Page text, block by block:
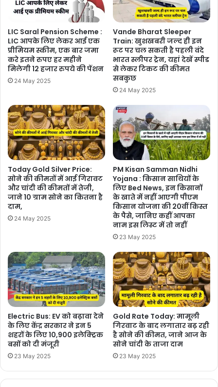
LIC Saral Pension Scheme :
LIC आपके लिए लेकर आई एक
प्रीमियम स्कीम, एक बार जमा
करे इतने रुपए हर महीने
मिलेगी 12 हजार रुपये की पेंशन
24 May 2025
Vande Bharat Sleeper
Train: खुशखबरी जल्द ही इन
रूट पर चल सकती है पहली वंदे
भारत स्लीपर ट्रेन, यहां देखें स्पीड
से लेकर टिकट की कीमत
सबकुछ
24 May 2025
Today Gold Silver Price:
सोने की कीमतों में आई गिरावट
और चांदी की कीमतों में तेजी,
जाने 10 ग्राम सोने का कितना है
दाम,
24 May 2025
PM Kisan Samman Nidhi
Yojana : किसान साथियों के
लिए Bed News, इन किसानों
के खाते में नहीं आएगी पीएम
किसान योजना की 20वीं किस्त
के पैसे, जानिए कहीं आपका
नाम इस लिस्ट में तो नहीं
23 May 2025
Electric Bus: EV को बढ़ावा देने
के लिए केंद्र सरकार ने इन 5
शहरों के लिए 10,900 इलेक्ट्रिक
बसों को दी मंजूरी
23 May 2025
Gold Rate Today: मामूली
गिरवाट के बाद लगातार बढ़ रही
है सोने की कीमत, जाने आज के
सोने चांदी के ताजा दाम
23 May 2025